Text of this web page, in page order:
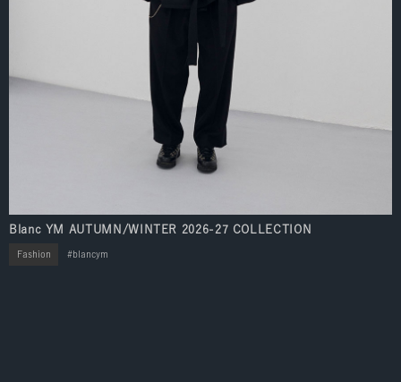
Blanc YM AUTUMN/WINTER 2026-27 COLLECTION
Fashion blancym